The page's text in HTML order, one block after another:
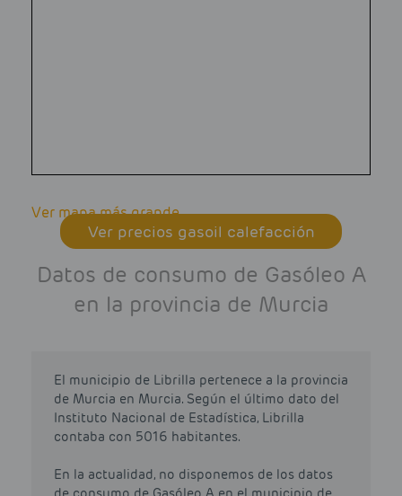
Ver mapa más grande
Ver precios gasoil calefacción
Datos de consumo de Gasóleo A
en la provincia de Murcia
El municipio de Librilla pertenece a la provincia
de Murcia en Murcia. Según el último dato del
Instituto Nacional de Estadística, Librilla
contaba con 5016 habitantes.
En la actualidad, no disponemos de los datos